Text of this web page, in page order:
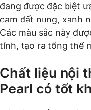
đang được đặc biệt
cam đất nung, xanh
Các màu sắc này
tính, tạo ra tổng thể
Chất liệu nội
Pearl có tốt